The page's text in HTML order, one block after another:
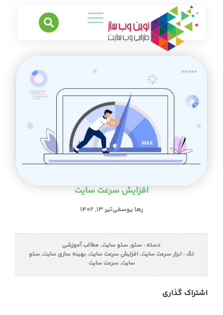
افزایش سرعت سایت
رها یوسفیتیر ۱۳, ۱۴۰۲
دسته : سئو,سئو سایت, مطالب آموزشی
تگ : ابزار سرعت سایت,افزایش سرعت سایت,بهینه سازی سایت,سئو
سایت,سرعت سایت
اشتراک گذاری